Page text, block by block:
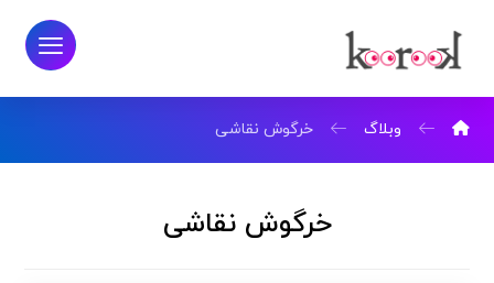
وبلاگ خرگوش نقاشی
خرگوش نقاشی